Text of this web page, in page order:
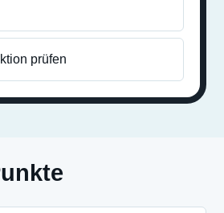
prüfen